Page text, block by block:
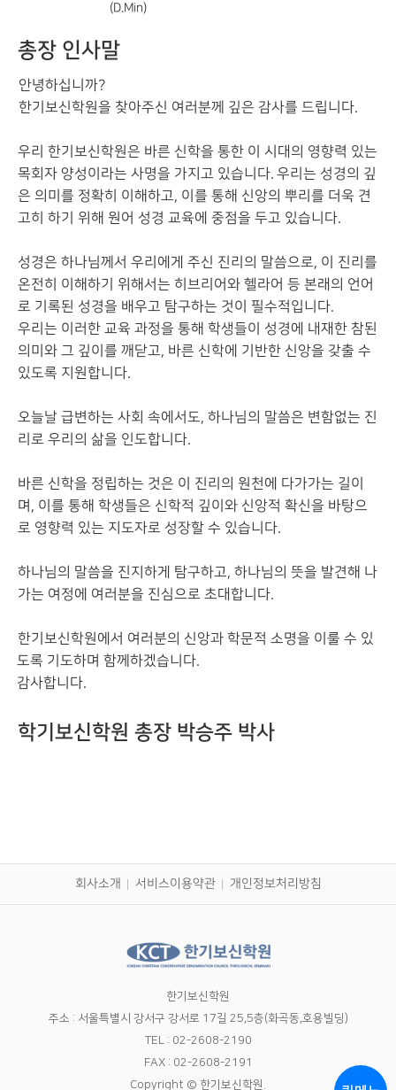
(D.Min)
총장 인사말
안녕하십니까?
한기보신학원을 찾아주신 여러분께 깊은 감사를 드립니다.
우리 한기보신학원은 바른 신학을 통한 이 시대의 영향력 있는
목회자 양성이라는 사명을 가지고 있습니다. 우리는 성경의 깊
은 의미를 정확히 이해하고, 이를 통해 신앙의 뿌리를 더욱 견
고히 하기 위해 원어 성경 교육에 중점을 두고 있습니다.
성경은 하나님께서 우리에게 주신 진리의 말씀으로, 이 진리를
온전히 이해하기 위해서는 히브리어와 헬라어 등 본래의 언어
로 기록된 성경을 배우고 탐구하는 것이 필수적입니다.
우리는 이러한 교육 과정을 통해 학생들이 성경에 내재한 참된
의미와 그 깊이를 깨닫고, 바른 신학에 기반한 신앙을 갖출 수
있도록 지원합니다.
오늘날 급변하는 사회 속에서도, 하나님의 말씀은 변함없는 진
리로 우리의 삶을 인도합니다.
바른 신학을 정립하는 것은 이 진리의 원천에 다가가는 길이
며, 이를 통해 학생들은 신학적 깊이와 신앙적 확신을 바탕으
로 영향력 있는 지도자로 성장할 수 있습니다.
하나님의 말씀을 진지하게 탐구하고, 하나님의 뜻을 발견해 나
가는 여정에 여러분을 진심으로 초대합니다.
한기보신학원에서 여러분의 신앙과 학문적 소명을 이룰 수 있
도록 기도하며 함께하겠습니다.
감사합니다.
학기보신학원 총장 박승주 박사
회사소개 서비스이용약관 개인정보처리방침
한기보신학원
주소 : 서울특별시 강서구 강서로 17길 25,5층(화곡동,호용빌딩)
TEL : 02-2608-2190
FAX : 02-2608-2191
Copyright © 한기보신학원.